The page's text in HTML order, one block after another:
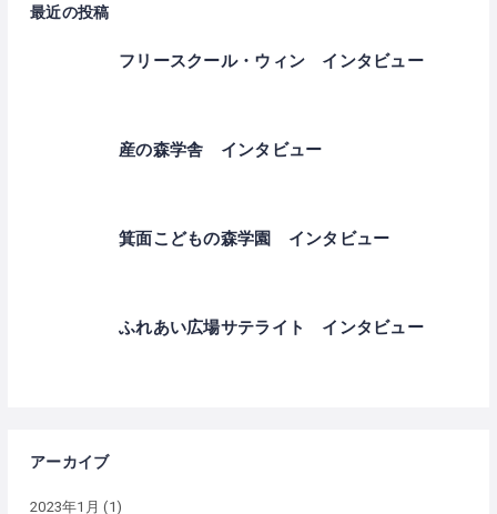
最近の投稿
フリースクール・ウィン インタビュー
産の森学舎 インタビュー
箕面こどもの森学園 インタビュー
ふれあい広場サテライト インタビュー
アーカイブ
2023年1月 (1)